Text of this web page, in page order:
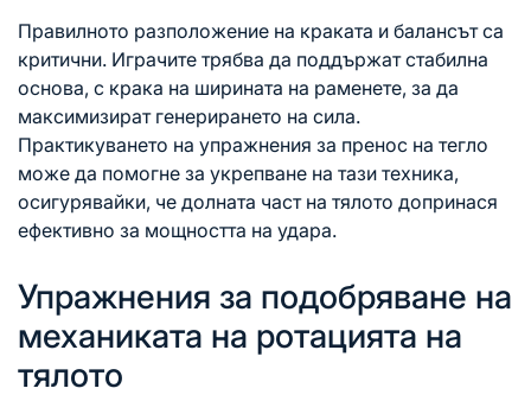
Правилното разположение на краката и балансът са
критични. Играчите трябва да поддържат стабилна
основа, с крака на ширината на раменете, за да
максимизират генерирането на сила.
Практикуването на упражнения за пренос на тегло
може да помогне за укрепване на тази техника,
осигурявайки, че долната част на тялото допринася
ефективно за мощността на удара.
Упражнения за подобряване на
механиката на ротацията на
тялото